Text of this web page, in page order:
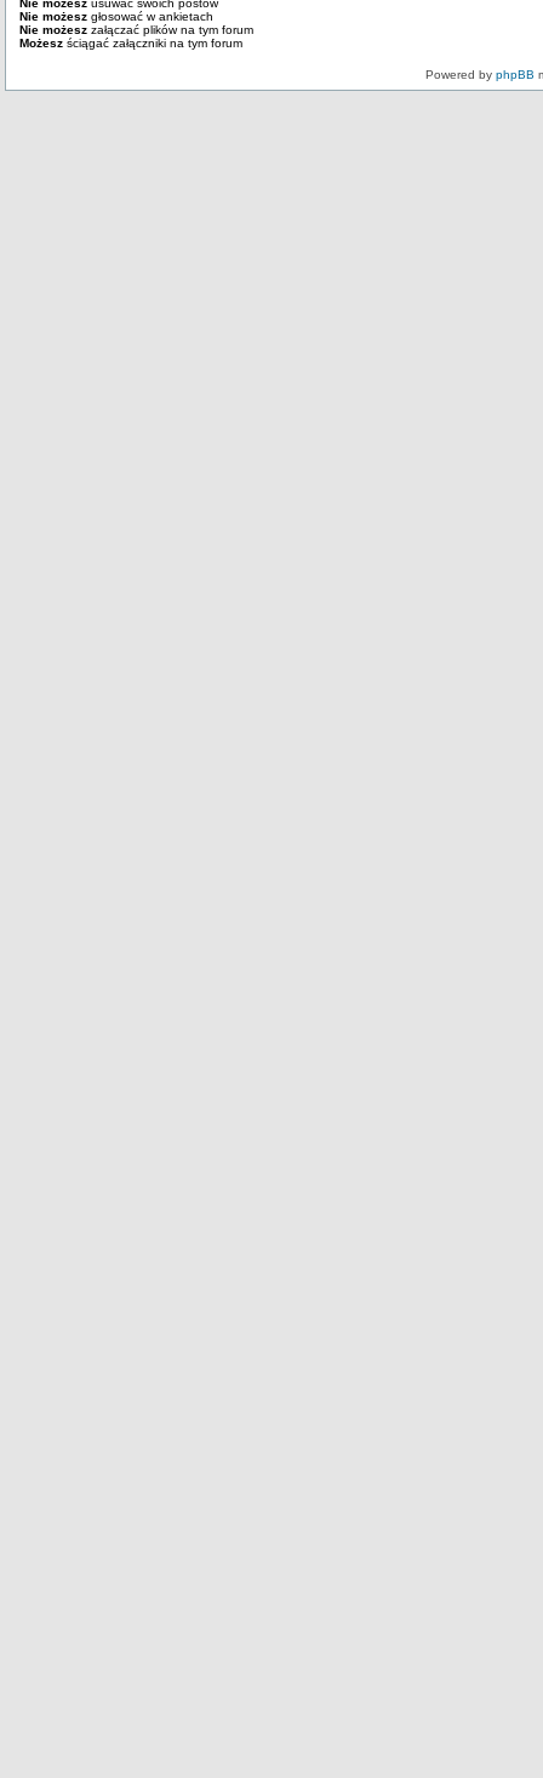
Nie możesz usuwać swoich postów
Nie możesz głosować w ankietach
Nie możesz załączać plików na tym forum
Możesz ściągać załączniki na tym forum
Powered by phpBB